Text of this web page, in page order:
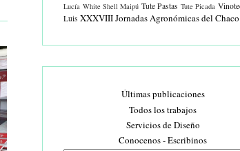
Lucía White Shell Maipú Tute Pastas Tute Picada
Luis XXXVIII Jornadas Agronómicas del Chaco
Últimas publicaciones
Todos los trabajos
Servicios de Diseño
Conocenos - Escribinos